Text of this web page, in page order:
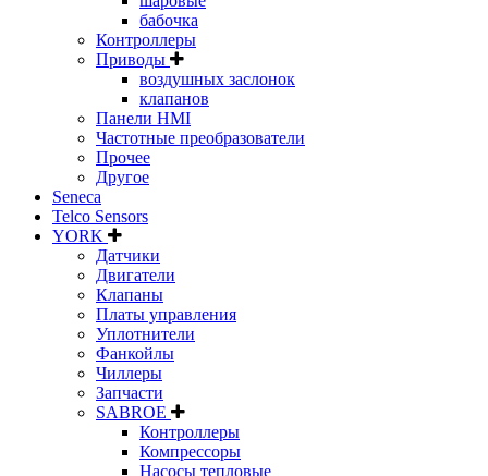
бабочка
Контроллеры
Приводы
воздушных заслонок
клапанов
Панели HMI
Частотные преобразователи
Прочее
Другое
Seneca
Telco Sensors
YORK
Датчики
Двигатели
Клапаны
Платы управления
Уплотнители
Фанкойлы
Чиллеры
Запчасти
SABROE
Контроллеры
Компрессоры
Насосы тепловые